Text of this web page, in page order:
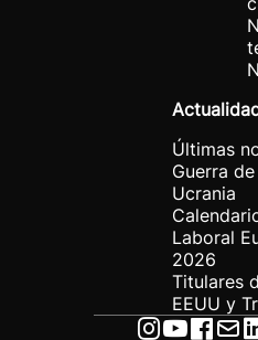
Últimas
Guerra de
Ucrania
Laboral
2026
Titulares
EEUU y